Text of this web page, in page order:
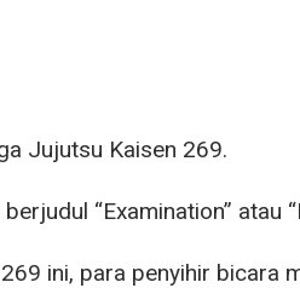
Jujutsu Kaisen 269.
“Examination” atau
ini, para penyihir bicara